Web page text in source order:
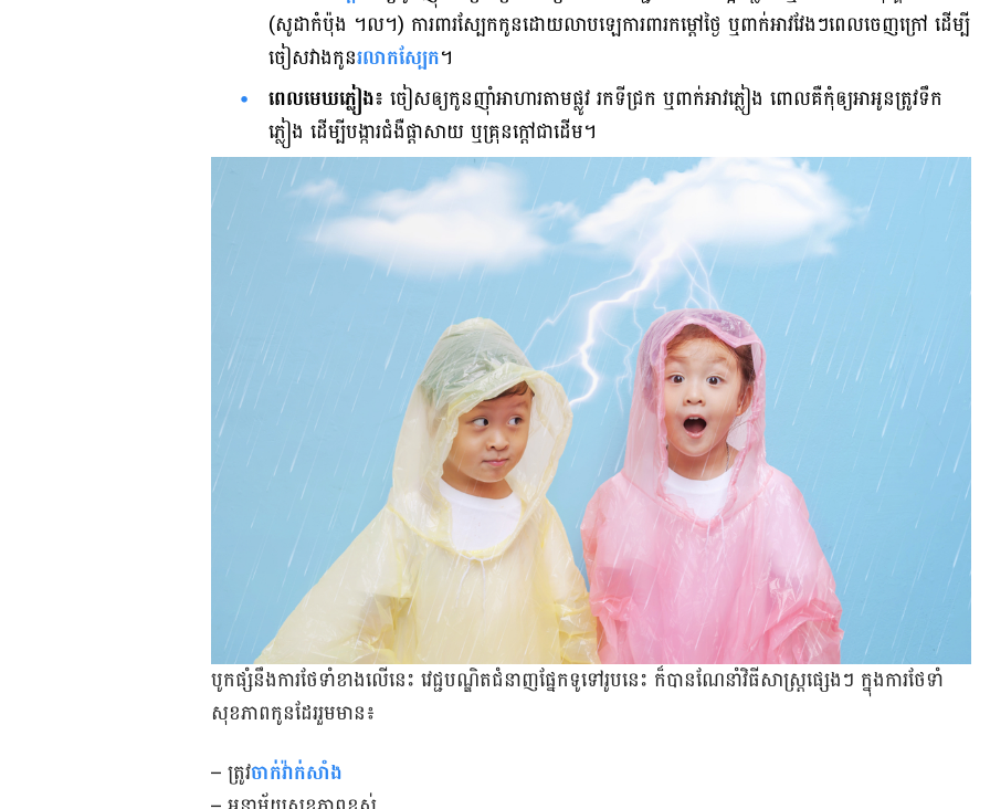
(សូដា​កំប៉ុង ។ល។) ការពារ​ស្បែក​កូន​ដោយ​លាប​ឡេ​ការពារ​កម្ដៅ​ថ្ងៃ ឬ​ពាក់​អាវ​វែងៗ​ពេល​ចេញ​ក្រៅ ដើម្បី​
ចៀស​វាង​កូន​រលាក​ស្បែក។
ពេល​មេឃ​ភ្លៀង៖ ចៀស​ឲ្យ​កូន​ញ៉ាំ​អាហារ​តាម​ផ្លូវ រក​ទី​ជ្រក ឬ​ពាក់​អាវ​ភ្លៀង ពោល​គឺ​កុំ​ឲ្យ​អា​អូន​ត្រូវ​ទឹក​
ភ្លៀង ដើម្បី​បង្ការ​ជំងឺ​ផ្ដាសាយ ឬ​គ្រុន​ក្ដៅ​ជាដើម។
បូក​ផ្សំ​នឹង​ការ​ថែ​ទាំ​ខាង​លើ​នេះ វេជ្ជបណ្ឌិត​ជំនាញ​ផ្នែក​ទូទៅ​រូប​នេះ ក៏​បាន​ណែនាំ​វិធី​សាស្ត្រ​ផ្សេង​ៗ ក្នុង​ការ​ថែទាំ​
សុខភាព​កូន​ដែរ​រួម​មាន៖
– ត្រូវចាក់វ៉ាក់សាំង